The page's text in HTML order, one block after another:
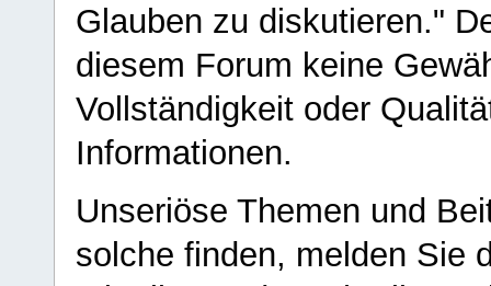
Glauben zu diskutieren."
diesem Forum keine
Vollständigkeit oder
Informationen.
Unseriöse Themen und
solche finden, melden Sie